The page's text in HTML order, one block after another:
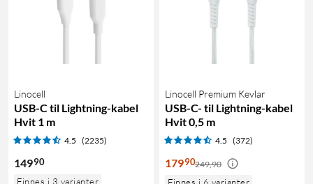
Linocell
USB-C til Lightning-kabel
Hvit 1 m
4.5 (2235)
14990
Finnes i 3 varianter
Linocell Premium Kevlar
USB-C- til Lightning-kabel
Hvit 0,5 m
4.5 (372)
17990249,90